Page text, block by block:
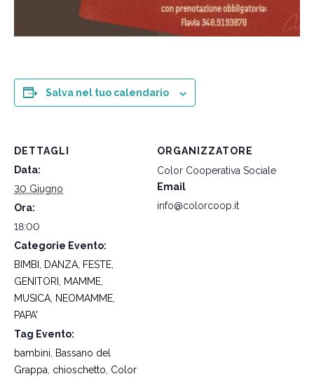
Salva nel tuo calendario
DETTAGLI
Data:
30 Giugno
Ora:
18:00
Categorie Evento:
BIMBI , DANZA, FESTE,
GENITORI , MAMME,
MUSICA, NEOMAMME,
PAPA'
Tag Evento:
bambini, Bassano del
Grappa, chioschetto, Color
ORGANIZZATORE
Color Cooperativa Sociale
Email
info@colorcoop.it